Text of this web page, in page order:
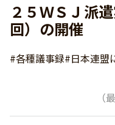
２５ＷＳＪ派
回）の開催
#各種議事録#日本連盟
（